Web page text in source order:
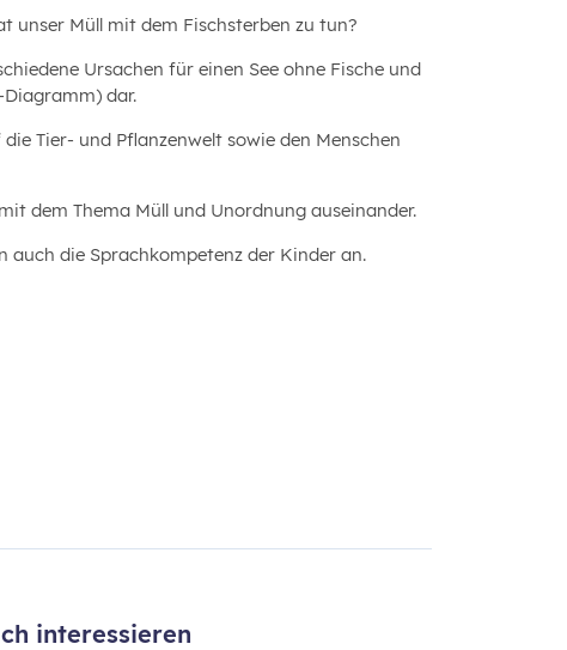
unser Müll mit dem Fischsterben zu tun?
Ursachen für einen See ohne Fische und
dar.
Tier- und Pflanzenwelt sowie den Menschen
dem Thema Müll und Unordnung auseinander.
die Sprachkompetenz der Kinder an.
interessieren